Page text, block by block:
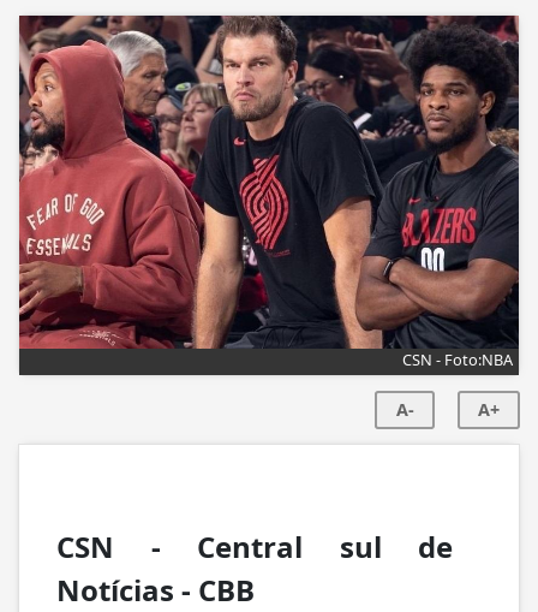
CSN - Foto:NBA
A- A+
CSN - Central sul de
Notícias - CBB